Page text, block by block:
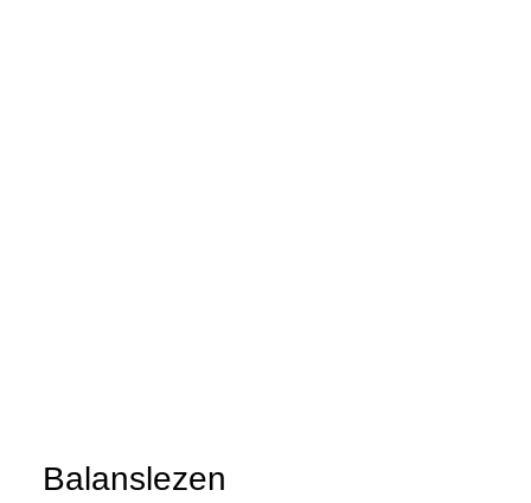
Balanslezen